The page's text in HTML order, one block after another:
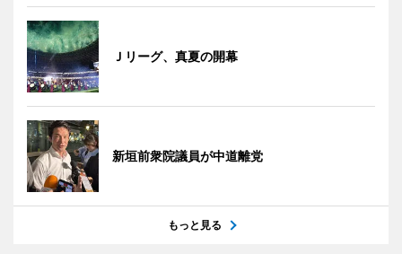
Ｊリーグ、真夏の開幕
新垣前衆院議員が中道離党
もっと見る